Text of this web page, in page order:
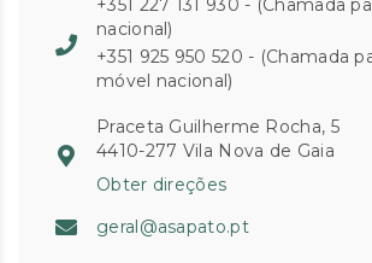
+351 227 131 930 - (Chamada
nacional)
+351 925 950 520 - (Chamada
móvel nacional)
Praceta Guilherme Rocha, 5
4410-277 Vila Nova de Gaia
Obter direções
geral@asapato.pt